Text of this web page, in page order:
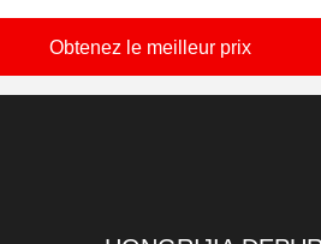
Obtenez le meilleur prix